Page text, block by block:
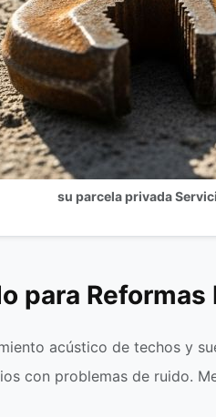
su parcela privada
para
acústico de techos y
con problemas de ruido.